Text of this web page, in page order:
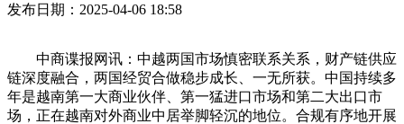
发布日期：2025-04-06 18:58
中商谍报网讯：中越两国市场慎密联系关系，财产链供应
链深度融合，两国经贸合做稳步成长、一无所获。中国持续多
年是越南第一大商业伙伴、第一猛进口市场和第二大出口市
场，正在越南对外商业中居举脚轻沉的地位。合规有序地开展